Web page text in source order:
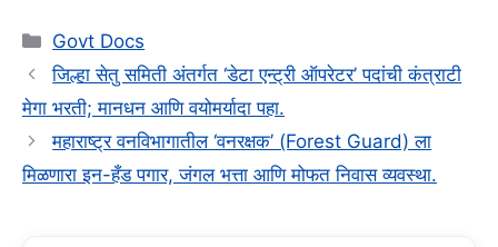
Categories
Govt Docs
जिल्हा सेतु समिती अंतर्गत ‘डेटा एन्ट्री ऑपरेटर’ पदांची कंत्राटी
मेगा भरती; मानधन आणि वयोमर्यादा पहा.
महाराष्ट्र वनविभागातील ‘वनरक्षक’ (Forest Guard) ला
मिळणारा इन-हँड पगार, जंगल भत्ता आणि मोफत निवास व्यवस्था.